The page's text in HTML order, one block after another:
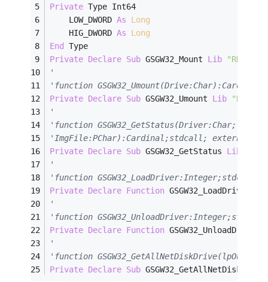
Private Type Int64
    LOW_DWORD
As
Long
    HIG_DWORD
As
Long
End
Type
Private Declare Sub GSGW32_Mount Lib
'
'function
Private Declare Sub GSGW32_Umount Lib
'
'function GSGW32_GetStatus(Driver:Char;
'ImgFile:PChar):Cardinal;stdcall; external
Private Declare Sub GSGW32_GetStatus Lib
'
'function GSGW32_LoadDriver:Integer;stdcall;
Private Declare Function GSGW32_LoadDriver
'
'function
Private Declare Function GSGW32_UnloadDriver
'
'function
Private Declare Sub